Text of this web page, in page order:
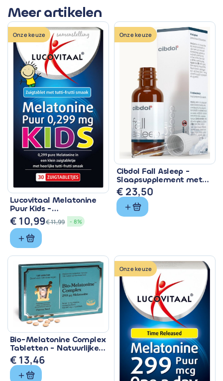
Meer artikelen
Onze keuze
Lucovitaal Melatonine
Puur Kids -
Zuigtabletten met 299
mcg
€11,99
Oorspronkelijke
prijs
was:
€ 11,99.
€ 10,99
Huidige
prijs
is:
€ 10,99.
- 8%
Onze keuze
Cibdol Fall Asleep -
Slaapsupplement met
CBD & Melatonine
€ 23,50
Bio-Melatonine Complex
Tabletten - Natuurlijke
Slaapondersteuning
€ 13,46
Onze keuze